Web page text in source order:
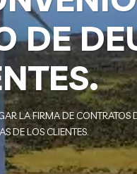
DE
LA FIRMA DE CONTRATOS
DE LOS CLIENTES.